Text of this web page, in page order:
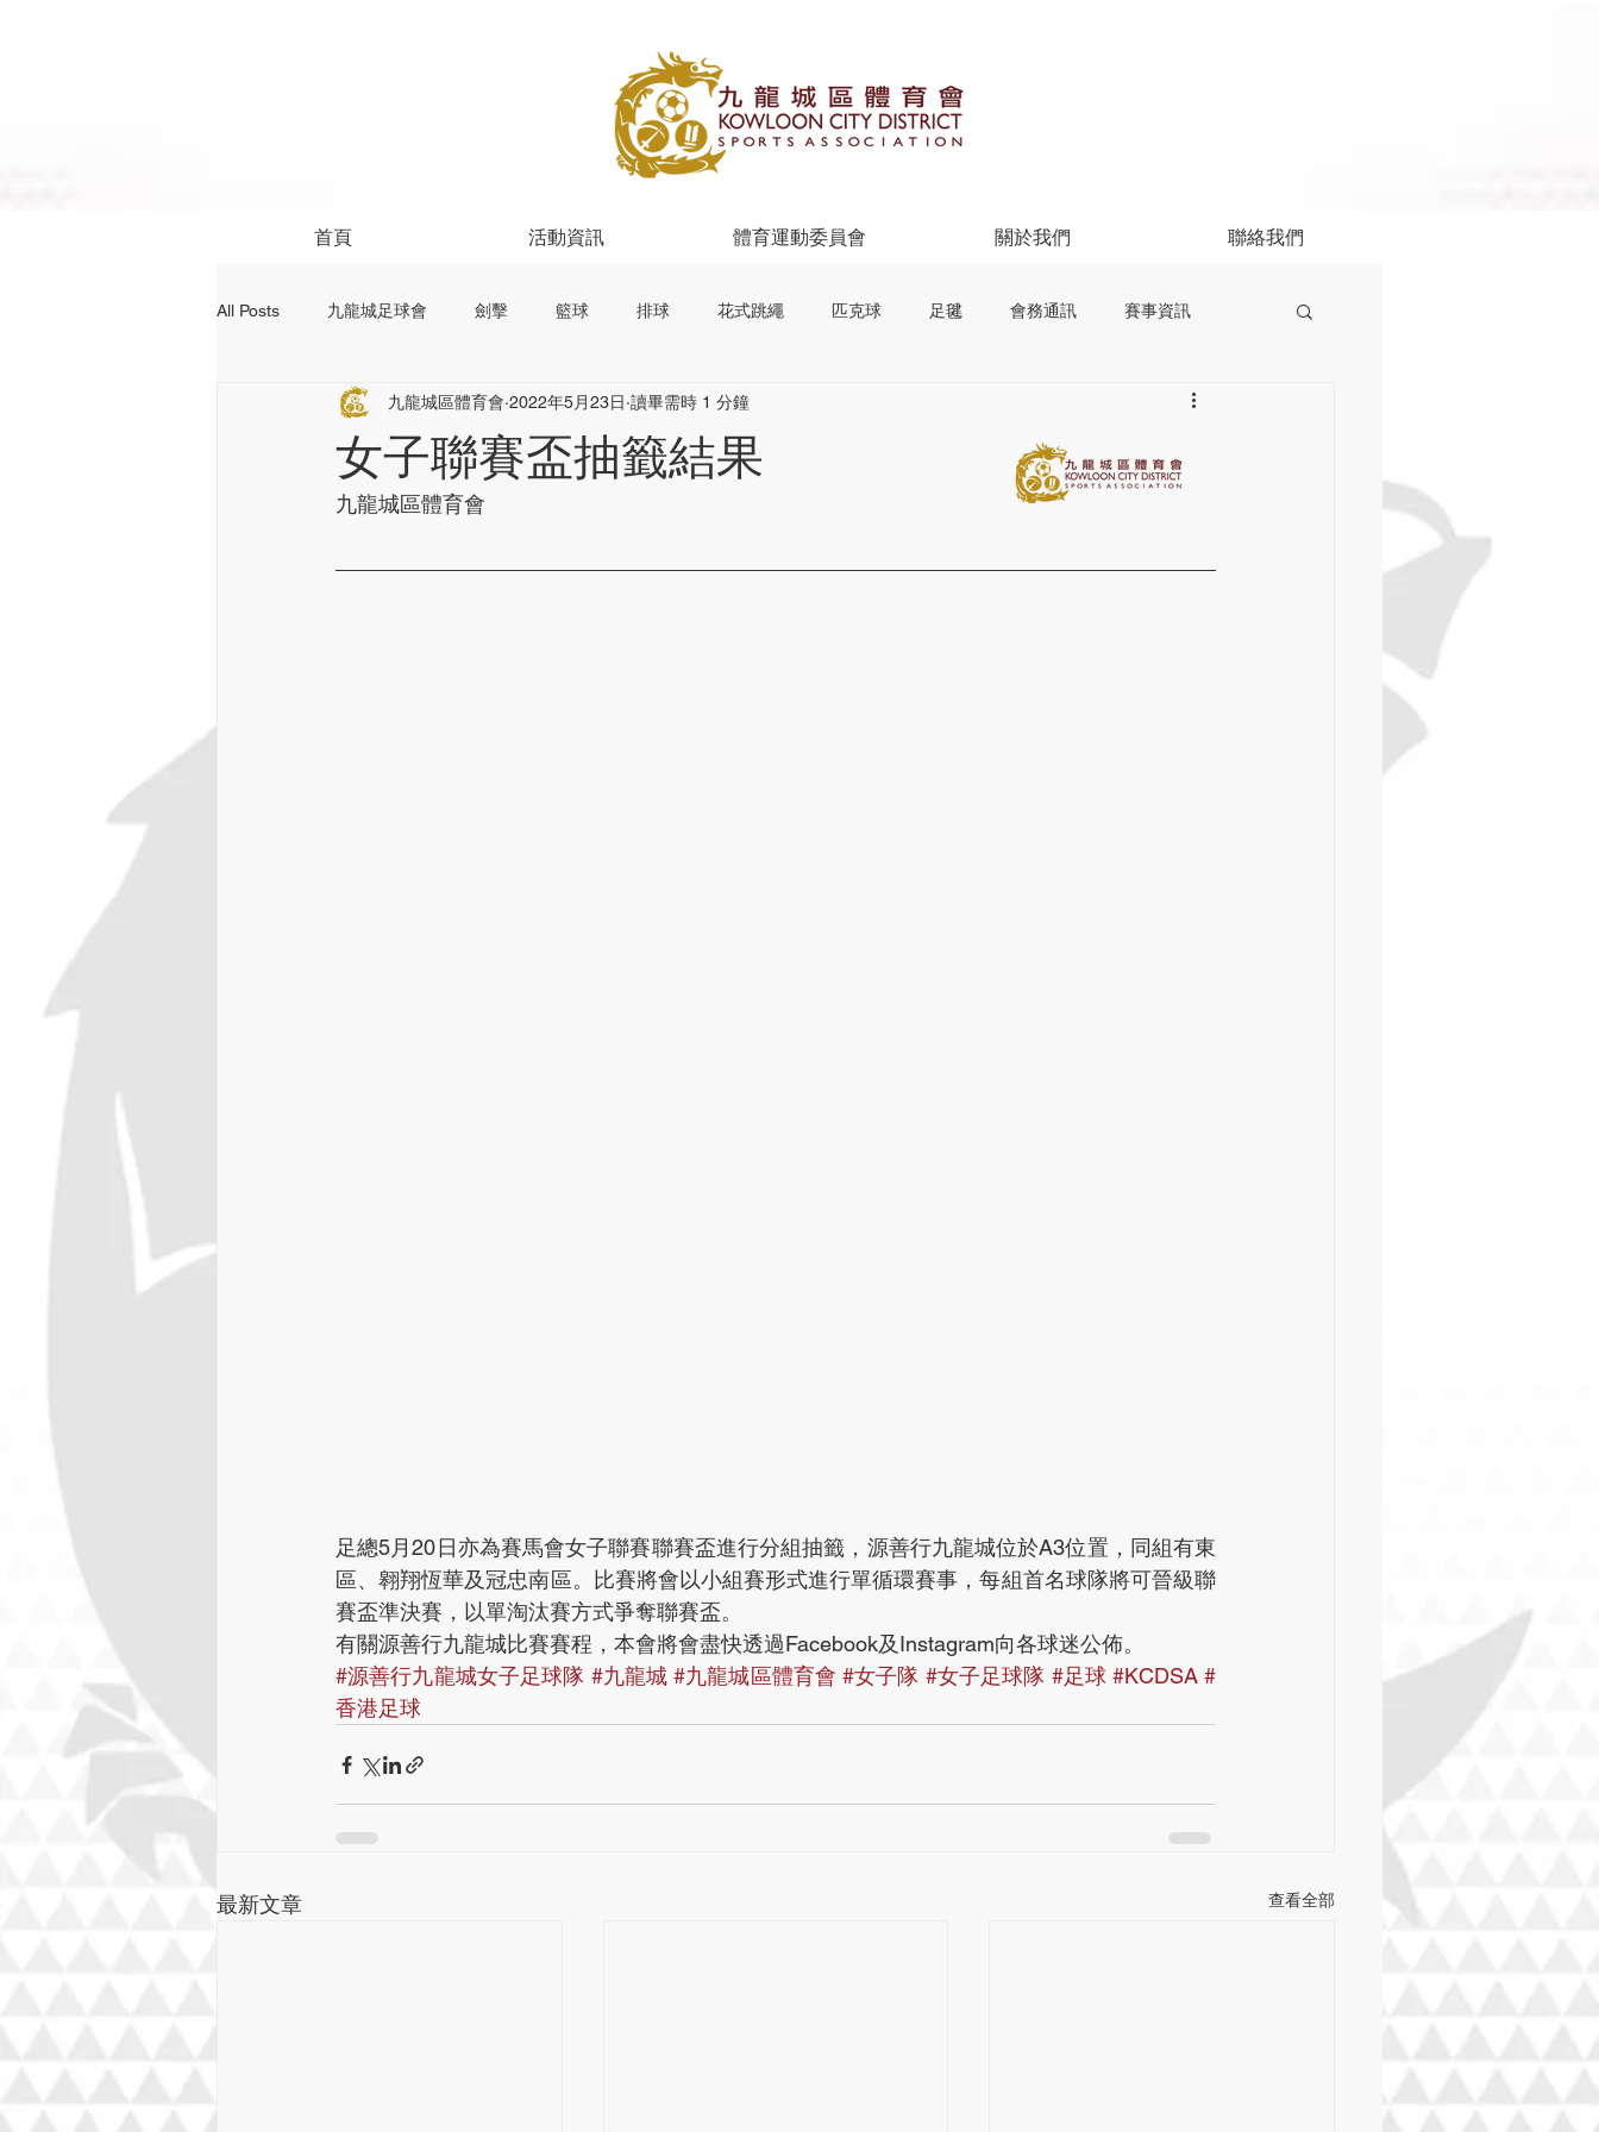
首頁 活動資訊 體育運動委員會 關於我們 聯絡我們
All Posts 九龍城足球會 劍擊 籃球 排球 花式跳繩 匹克球 足毽 會務通訊 賽事資訊
24前足球資訊
女子聯賽盃抽籤結果
九龍城區體育會 2022年5月23日 讀畢需時 1 分鐘
九龍城區體育會
足總5月20日亦為賽馬會女子聯賽聯賽盃進行分組抽籤，源善行九龍城位於A3位置，同組有東
區、翱翔恆華及冠忠南區。比賽將會以小組賽形式進行單循環賽事，每組首名球隊將可晉級聯
賽盃準決賽，以單淘汰賽方式爭奪聯賽盃。
有關源善行九龍城比賽賽程，本會將會盡快透過Facebook及Instagram向各球迷公佈。
#源善行九龍城女子足球隊 #九龍城 #九龍城區體育會 #女子隊 #女子足球隊 #足球 #KCDSA #
香港足球
最新文章 查看全部